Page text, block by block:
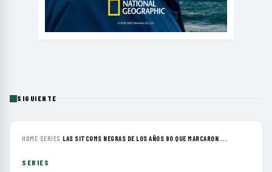
SIGUIENTE
HOME› SERIES ›LAS SITCOMS NEGRAS DE LOS AÑOS 90 QUE MARCARON ...
SERIES